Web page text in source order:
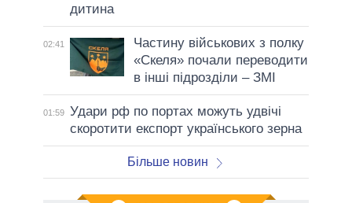
дитина
02:41
Частину військових з полку
«Скеля» почали переводити
в інші підрозділи – ЗМІ
01:59 Удари рф по портах можуть удвічі
скоротити експорт українського зерна
Більше новин